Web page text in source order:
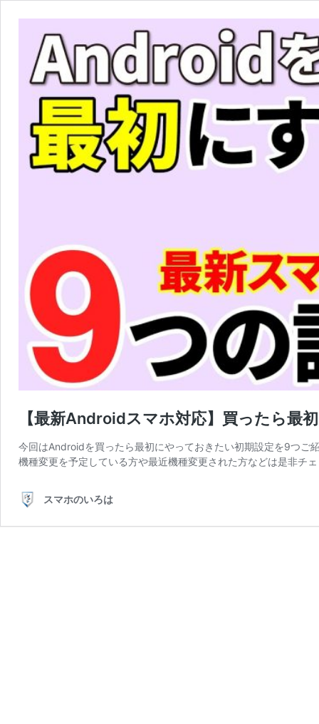
【最新Androidスマホ対応】買ったら最
今回はAndroidを買ったら最初にやっておきたい初期設定を9つご
機種変更を予定している方や最近機種変更された方などは是非チ
スマホのいろは